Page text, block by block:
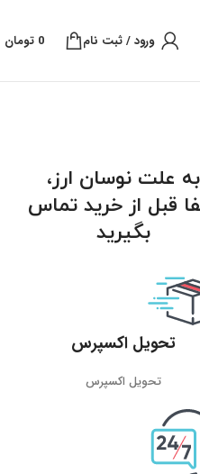
ورود / ثبت نام 0 تومان
به علت نوسان ارز،
قبل از خرید تماس
بگیرید
تحویل اکسپرس
تحویل اکسپرس